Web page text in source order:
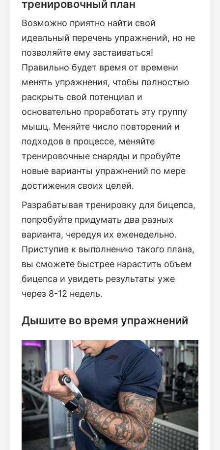
тренировочный план
Возможно приятно найти свой
идеальный перечень упражнений, но не
позволяйте ему застаиваться!
Правильно будет время от времени
менять упражнения, чтобы полностью
раскрыть свой потенциал и
основательно проработать эту группу
мышц. Меняйте число повторений и
подходов в процессе, меняйте
тренировочные снаряды и пробуйте
новые варианты упражнений по мере
достижения своих целей.
Разрабатывая тренировку для бицепса,
попробуйте придумать два разных
варианта, чередуя их еженедельно.
Приступив к выполнению такого плана,
вы сможете быстрее нарастить объем
бицепса и увидеть результаты уже
через 8-12 недель.
Дышите во время упражнений